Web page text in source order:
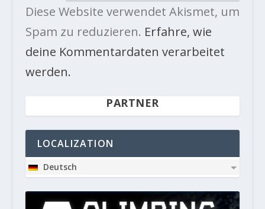
Diese Website verwendet Akismet, um
Spam zu reduzieren. Erfahre, wie
deine Kommentardaten verarbeitet
werden.
PARTNER
LOCALIZATION
Deutsch